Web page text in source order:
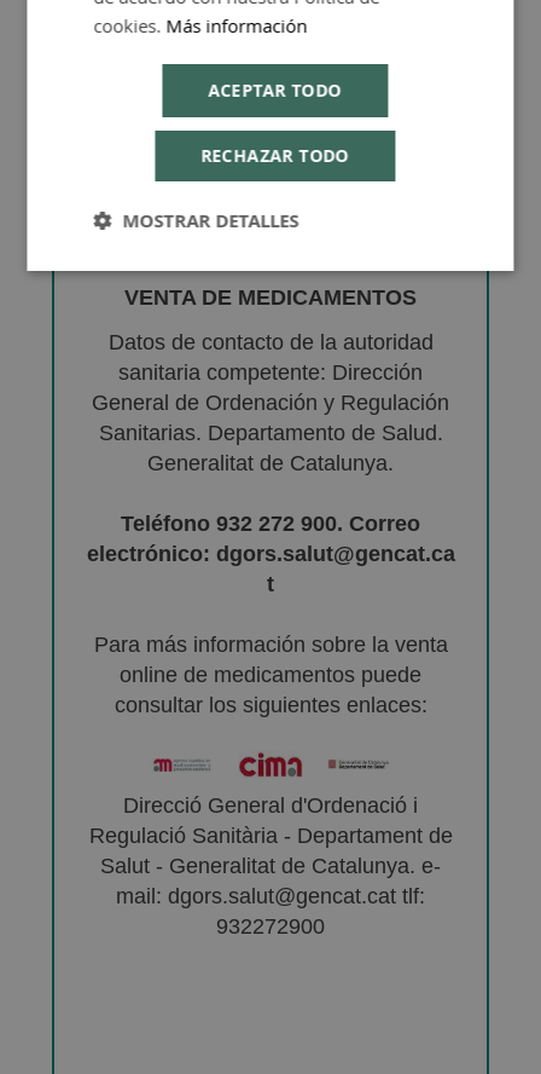
VENTA DE MEDICAMENTOS
Datos de contacto de la autoridad
sanitaria competente: Dirección
General de Ordenación y Regulación
Sanitarias. Departamento de Salud.
Generalitat de Catalunya.
Teléfono 932 272 900. Correo
electrónico: dgors.salut@gencat.ca
t
Para más información sobre la venta
online de medicamentos puede
consultar los siguientes enlaces:
Direcció General d'Ordenació i
Regulació Sanitària - Departament de
Salut - Generalitat de Catalunya. e-
mail: dgors.salut@gencat.cat tlf:
932272900
cookies. Más información
ACEPTAR TODO
RECHAZAR TODO
MOSTRAR DETALLES